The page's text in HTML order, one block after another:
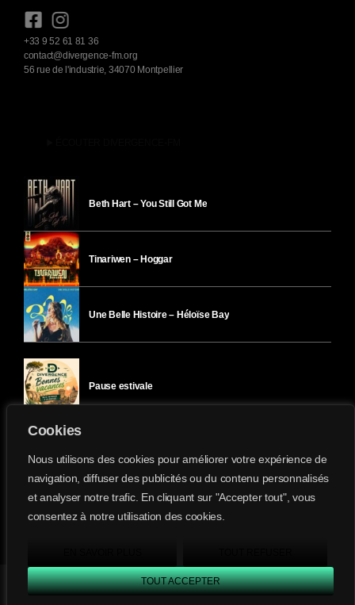
Cookies
Nous utilisons des cookies pour améliorer votre expérience de
navigation, diffuser des publicités ou du contenu personnalisés
et analyser notre trafic. En cliquant sur "Accepter tout", vous
consentez à notre utilisation des cookies.
TOUT ACCEPTER
play_arrow Divergence FM keyboard_arrow_right
+33 9 52 61 81 36
contact@divergence-fm.org
56 rue de l'industrie, 34070 Montpellier
Beth Hart – You Still Got Me
Tinariwen – Hoggar
Une Belle Histoire – Héloïse Bay
Pause estivale
Ici l’Ombre – mardi 28 juillet